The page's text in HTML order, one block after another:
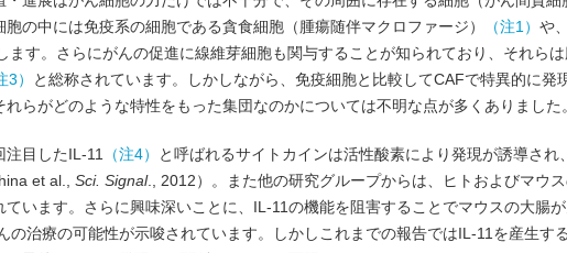
の中には免疫系の細胞である貪食細胞（腫瘍随伴マクロファージ）
（注1） や
ます。さらにがんの促進に線維芽細胞も関与することが知られており、それら
3）
と総称されています。しかしながら、免疫細胞と比較してCAFで特異的に発
らがどのような特性をもった集団なのかについては不明な点が多くありました。
注目したIL-11 （注4）
と呼ばれるサイトカインは活性酸素により発現が誘導さ
et al., Sci. Signal., 2012）。また他の研究グループからは、ヒトおよびマウ
います。さらに興味深いことに、IL-11の機能を阻害することでマウスの大腸
の治療の可能性が示唆されています。しかしこれまでの報告ではIL-11を産生す